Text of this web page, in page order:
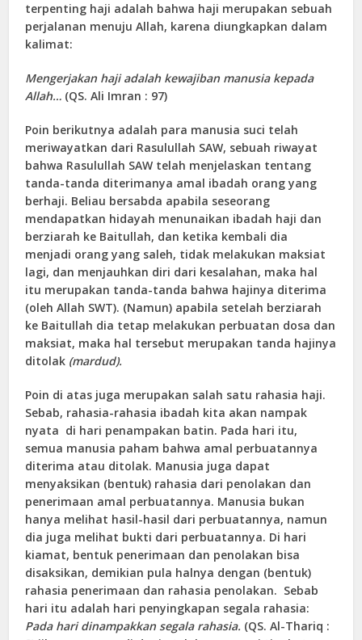
terpenting haji adalah bahwa haji merupakan sebuah
perjalanan menuju Allah, karena diungkapkan dalam
kalimat:
Mengerjakan haji adalah kewajiban manusia kepada
Allah… (QS. Ali Imran : 97)
Poin berikutnya adalah para manusia suci telah
meriwayatkan dari Rasulullah SAW, sebuah riwayat
bahwa Rasulullah SAW telah menjelaskan tentang
tanda-tanda diterimanya amal ibadah orang yang
berhaji. Beliau bersabda apabila seseorang
mendapatkan hidayah menunaikan ibadah haji dan
berziarah ke Baitullah, dan ketika kembali dia
menjadi orang yang saleh, tidak melakukan maksiat
lagi, dan menjauhkan diri dari kesalahan, maka hal
itu merupakan tanda-tanda bahwa hajinya diterima
(oleh Allah SWT). (Namun) apabila setelah berziarah
ke Baitullah dia tetap melakukan perbuatan dosa dan
maksiat, maka hal tersebut merupakan tanda hajinya
ditolak (mardud).
Poin di atas juga merupakan salah satu rahasia haji.
Sebab, rahasia-rahasia ibadah kita akan nampak
nyata di hari penampakan batin. Pada hari itu,
semua manusia paham bahwa amal perbuatannya
diterima atau ditolak. Manusia juga dapat
menyaksikan (bentuk) rahasia dari penolakan dan
penerimaan amal perbuatannya. Manusia bukan
hanya melihat hasil-hasil dari perbuatannya, namun
dia juga melihat bukti dari perbuatannya. Di hari
kiamat, bentuk penerimaan dan penolakan bisa
disaksikan, demikian pula halnya dengan (bentuk)
rahasia penerimaan dan rahasia penolakan. Sebab
hari itu adalah hari penyingkapan segala rahasia:
Pada hari dinampakkan segala rahasia. (QS. Al-Thariq :